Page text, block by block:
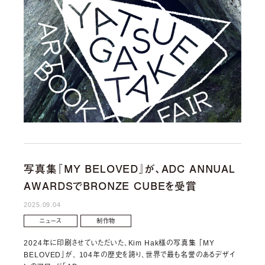
写真集『MY BELOVED』が、ADC ANNUAL
AWARDSでBRONZE CUBEを受賞
2025.09.04
ニュース 制作物
2024年に印刷させていただいた、Kim Hak様の写真集 「MY
BELOVED」が、 104年の歴史を誇り、世界で最も名誉のあるデザイ